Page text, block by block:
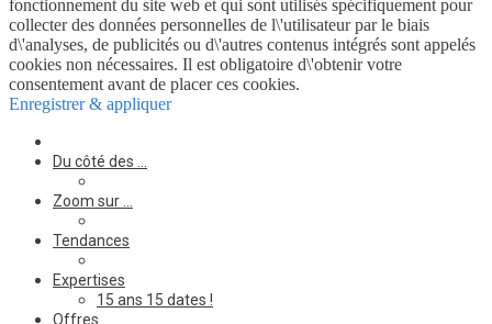
fonctionnement du site web et qui sont utilisés spécifiquement pour
collecter des données personnelles de l\'utilisateur par le biais
d\'analyses, de publicités ou d\'autres contenus intégrés sont appelés
cookies non nécessaires. Il est obligatoire d\'obtenir votre
consentement avant de placer ces cookies.
Enregistrer & appliquer
Du côté des …
Zoom sur …
Tendances
Expertises
15 ans 15 dates !
Offres